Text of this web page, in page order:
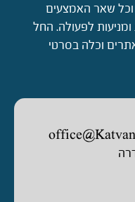
וכל שאר האמצעים
ומניעות לפעולה. החל
וכלה בסרטי